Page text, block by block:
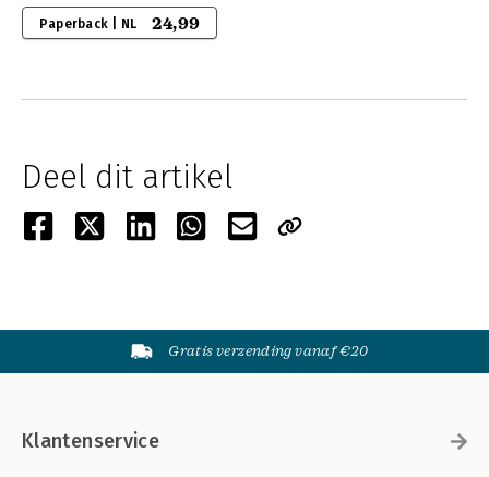
Paperback | NL 24,99
Deel dit artikel
Gratis verzending vanaf €20
Klantenservice